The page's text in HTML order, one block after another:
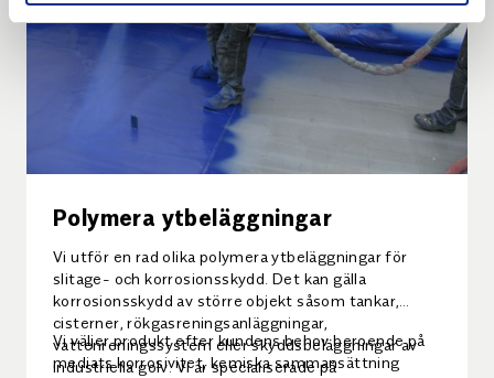
Polymera ytbeläggningar
Vi utför en rad olika polymera ytbeläggningar för
slitage- och korrosionsskydd. Det kan gälla
korrosionsskydd av större objekt såsom tankar,
cisterner, rökgasreningsanläggningar,
vattenreningssystem eller skyddsbeläggningar av
industriella golv. Vi är specialiserade på
Vi väljer produkt efter kundens behov beroende på
mediats korrosivitet, kemiska sammansättning